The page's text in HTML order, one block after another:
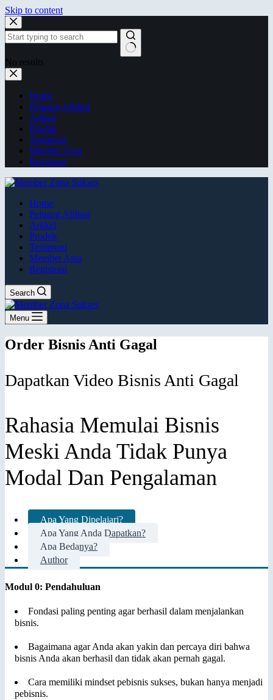
Skip to content
No results
Home
Peluang Afiliasi
Artikel
Produk
Testimoni
Member Area
Registrasi
Home
Peluang Afiliasi
Artikel
Produk
Testimoni
Member Area
Registrasi
Search
Menu
Order Bisnis Anti Gagal
Dapatkan Video Bisnis Anti Gagal
Rahasia Memulai Bisnis
Meski Anda Tidak Punya
Modal Dan Pengalaman
Apa Yang Dipelajari?
Apa Yang Anda Dapatkan?
Apa Bedanya?
Author
Modul 0: Pendahuluan
Fondasi paling penting agar berhasil dalam menjalankan
bisnis.
Bagaimana agar Anda akan yakin dan percaya diri bahwa
bisnis Anda akan berhasil dan tidak akan pernah gagal.
Cara memiliki mindset pebisnis sukses, bukan hanya menjadi
pebisnis.